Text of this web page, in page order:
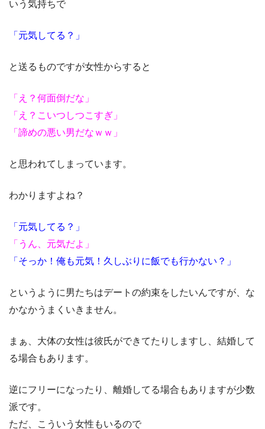
いう気持ちで
「元気してる？」
と送るものですが女性からすると
「え？何面倒だな」
「え？こいつしつこすぎ」
「諦めの悪い男だなｗｗ」
と思われてしまっています。
わかりますよね？
「元気してる？」
「うん、元気だよ」
「そっか！俺も元気！久しぶりに飯でも行かない？」
というように男たちはデートの約束をしたいんですが、な
かなかうまくいきません。
まぁ、大体の女性は彼氏ができてたりしますし、結婚して
る場合もあります。
逆にフリーになったり、離婚してる場合もありますが少数
派です。
ただ、こういう女性もいるので